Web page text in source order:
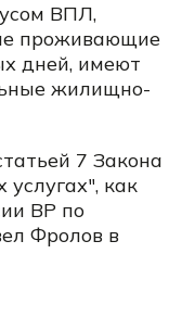
ВПЛ,
проживающие
дней, имеют
жилищно-
7 Закона
как
ВР по
Фролов в